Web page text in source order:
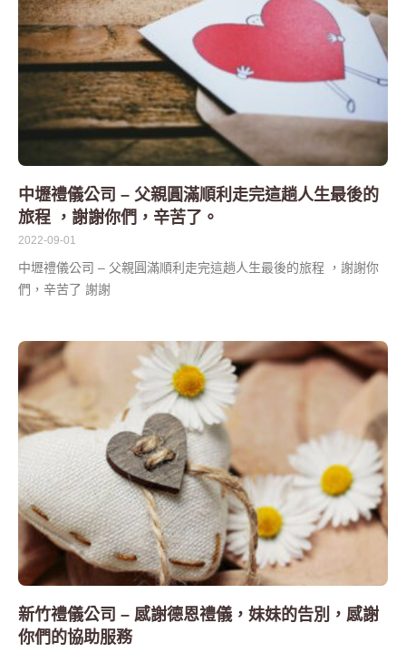
中壢禮儀公司 – 父親圓滿順利走完這趟人生最後的
旅程 ，謝謝你們，辛苦了。
2022-09-01
中壢禮儀公司 – 父親圓滿順利走完這趟人生最後的旅程 ，謝謝你
們，辛苦了 謝謝
新竹禮儀公司 – 感謝德恩禮儀，妹妹的告別，感謝
你們的協助服務